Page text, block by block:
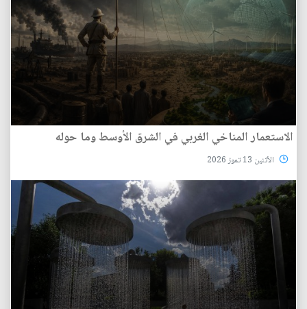
الاستعمار المناخي الغربي في الشرق الأوسط وما حوله
الأثنين 13 تموز 2026